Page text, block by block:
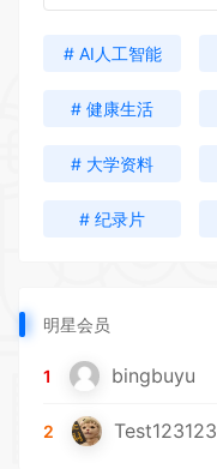
# AI人工智能
# 健康生活
# 大学资料
# 纪录片
明星会员
1 bingbuyu
2 Test123123